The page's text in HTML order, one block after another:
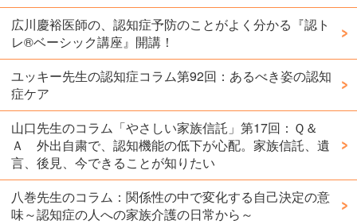
広川慶裕医師の、認知症予防のことがよく分かる『認ト
レ®️ベーシック講座』開講！
ユッキー先生の認知症コラム第92回：あるべき姿の認知
症ケア
山口先生のコラム「やさしい家族信託」第17回：Ｑ＆
Ａ 外出自粛で、認知機能の低下が心配。家族信託、遺
言、後見、今できることが知りたい
八巻先生のコラム：関係性の中で変化する自己決定の意
味～認知症の人への家族介護の日常から～